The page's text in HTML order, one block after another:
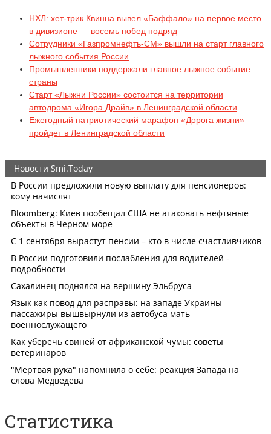
НХЛ: хет-трик Квинна вывел «Баффало» на первое место
в дивизионе — восемь побед подряд
Сотрудники «Газпромнефть-СМ» вышли на старт главного
лыжного события России
Промышленники поддержали главное лыжное событие
страны
Старт «Лыжни России» состоится на территории
автодрома «Игора Драйв» в Ленинградской области
Ежегодный патриотический марафон «Дорога жизни»
пройдет в Ленинградской области
Статистика